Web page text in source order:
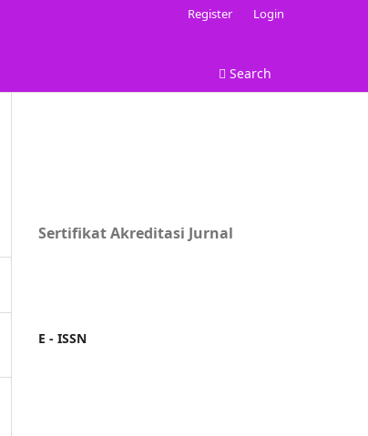
Search
Register Login
Sertifikat Akreditasi Jurnal
E - ISSN